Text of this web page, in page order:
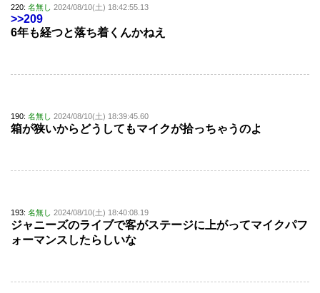
220: 名無し 2024/08/10(土) 18:42:55.13
>>209
6年も経つと落ち着くんかねえ
190: 名無し 2024/08/10(土) 18:39:45.60
箱が狭いからどうしてもマイクが拾っちゃうのよ
193: 名無し 2024/08/10(土) 18:40:08.19
ジャニーズのライブで客がステージに上がってマイクパフ
ォーマンスしたらしいな